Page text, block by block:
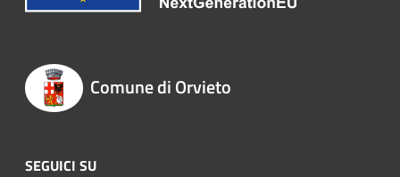
Comune di Orvieto
SEGUICI SU